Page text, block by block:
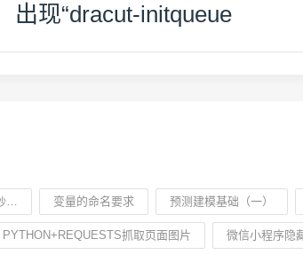
出现“dracut-initqueue
… 变量的命名要求 预测建模基础（一）
PYTHON+REQUESTS抓取页面图片 微信小程序隐